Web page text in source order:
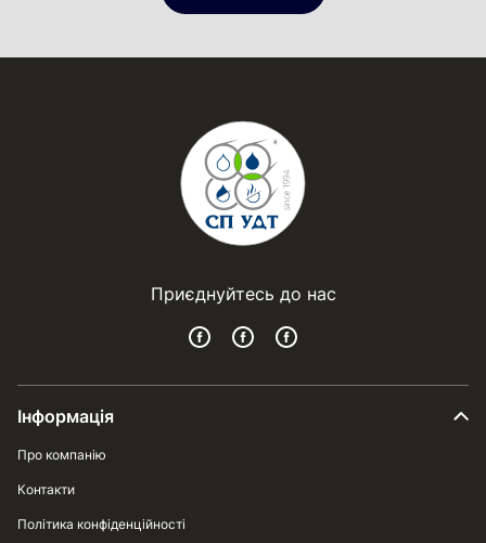
Приєднуйтесь до нас
Інформація
Про компанію
Контакти
Політика конфіденційності